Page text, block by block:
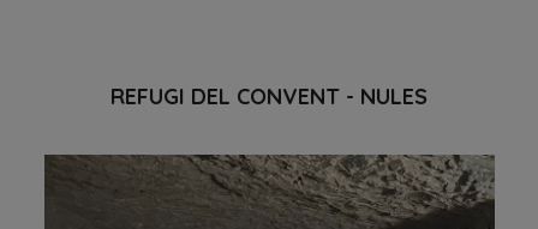
REFUGI DEL CONVENT - NULES